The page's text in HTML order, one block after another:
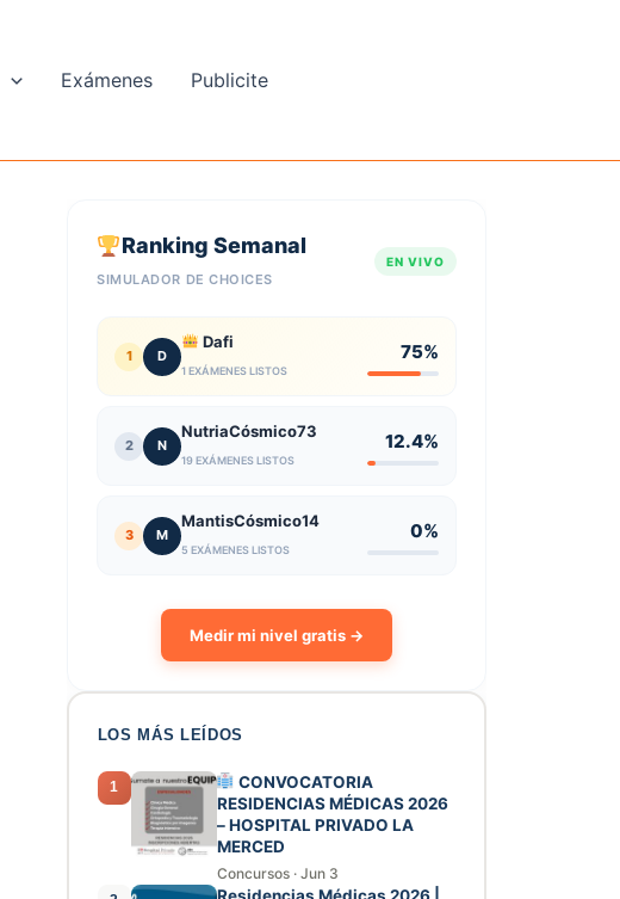
Exámenes Publicite
Ranking Semanal
SIMULADOR DE CHOICES
EN VIVO
1 D
Dafi
1 EXÁMENES LISTOS
75%
2 N
NutriaCósmico73
19 EXÁMENES LISTOS
12.4%
3 M
MantisCósmico14
5 EXÁMENES LISTOS
0%
Medir mi nivel gratis →
LOS MÁS LEÍDOS
1
CONVOCATORIA
RESIDENCIAS MÉDICAS 2026
– HOSPITAL PRIVADO LA
MERCED
Concursos · Jun 3
Residencias Médicas 2026 |